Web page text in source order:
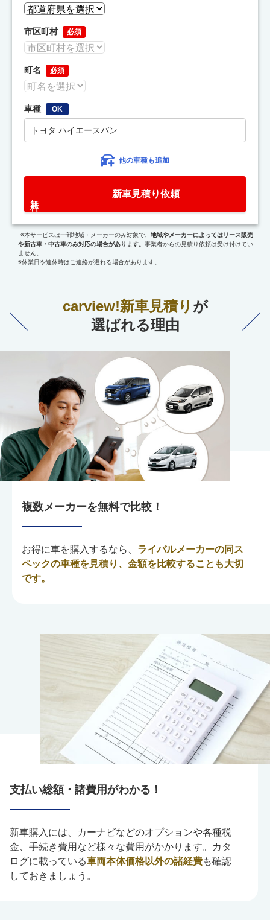
市区町村 必須
町名 必須
車種 OK
トヨタ ハイエースバン
他の車種も追加
新車見積り依頼
※本サービスは一部地域・メーカーのみ対象で、 地域やメーカーによってはリース販売
や新古車・中古車のみ対応の場合があります。 事業者からの見積り依頼は受け付けてい
ません。
※休業日や連休時はご連絡が遅れる場合があります。
carview!新車見積り が
選ばれる理由
複数メーカーを無料で比較！
お得に車を購入するなら、 ライバルメーカーの同ス
ペックの車種を見積り、金額を比較することも大切
です。
支払い総額・諸費用がわかる！
新車購入には、カーナビなどのオプションや各種税
金、手続き費用など様々な費用がかかります。カタ
ログに載っている車両本体価格以外の諸経費も確認
しておきましょう。